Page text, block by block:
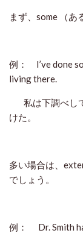
まず、some （あ
例： I’ve done
living there.
私は下調べし
けた。
多い場合は、
でしょう。
例： Dr. Smith